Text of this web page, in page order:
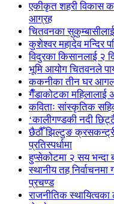
एकीकृत शहरी विकास
आग्रह
चितवनका सुकुम्बासीलाई
कुशेश्वर महादेव मन्दिर
विदुरका किसानलाई २
भूमि आयोग चितवनले
ककनीका तीन घर
गैँडाकोटका महिलालाई
कविताः सांस्कृतिक
‘कालीगण्डकी नदी
छैठौँ झिल्टुङ क्रसकन्ट्री
प्रतिस्पर्धामा
हुप्सेकोटमा २ सय भन्दा
स्थानीय तह
प्रचण्ड
राजनीतिक